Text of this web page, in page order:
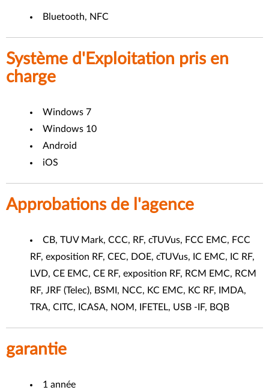
Bluetooth, NFC
Système d'Exploitation pris en
charge
Windows 7
Windows 10
Android
iOS
Approbations de l'agence
CB, TUV Mark, CCC, RF, cTUVus, FCC EMC, FCC
RF, exposition RF, CEC, DOE, cTUVus, IC EMC, IC RF,
LVD, CE EMC, CE RF, exposition RF, RCM EMC, RCM
RF, JRF (Telec), BSMI, NCC, KC EMC, KC RF, IMDA,
TRA, CITC, ICASA, NOM, IFETEL, USB -IF, BQB
garantie
1 année